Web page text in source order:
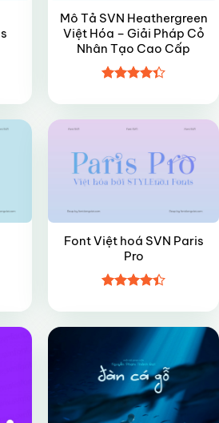
Mô Tả SVN Heathergreen
Việt Hóa – Giải Pháp Cỏ
Nhân Tạo Cao Cấp
hạng4.35
5 sao
Font Việt hoá SVN Paris
Pro
hạng4.4
5 sao